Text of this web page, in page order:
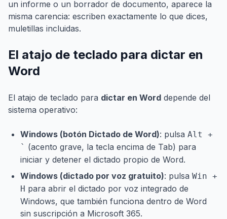
un informe o un borrador de documento, aparece la
misma carencia: escriben exactamente lo que dices,
muletillas incluidas.
El atajo de teclado para dictar en
Word
El atajo de teclado para dictar en Word depende del
sistema operativo:
Windows (botón Dictado de Word): pulsa Alt +
` (acento grave, la tecla encima de Tab) para
iniciar y detener el dictado propio de Word.
Windows (dictado por voz gratuito): pulsa Win +
H para abrir el dictado por voz integrado de
Windows, que también funciona dentro de Word
sin suscripción a Microsoft 365.